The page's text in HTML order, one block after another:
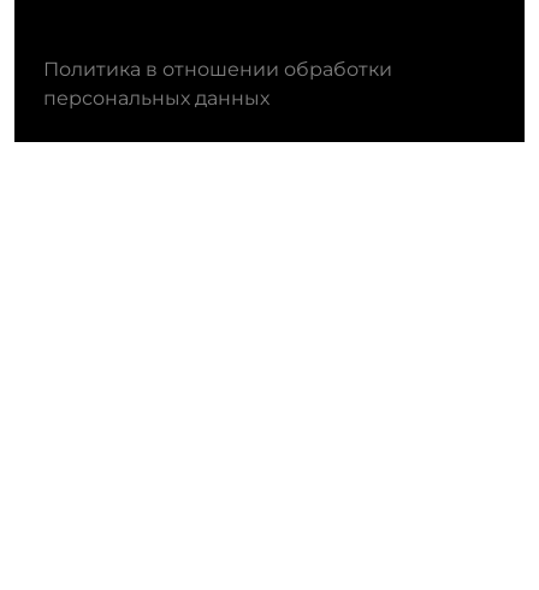
Политика в отношении обработки
персональных данных